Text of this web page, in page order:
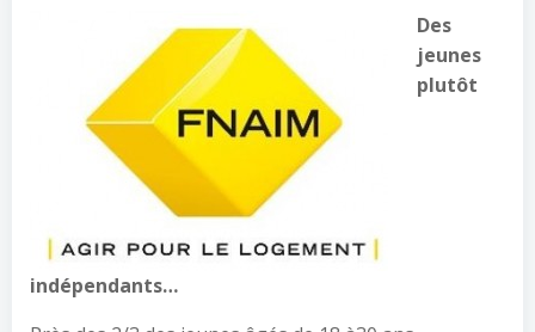
Des
jeunes
plutôt
indépendants…